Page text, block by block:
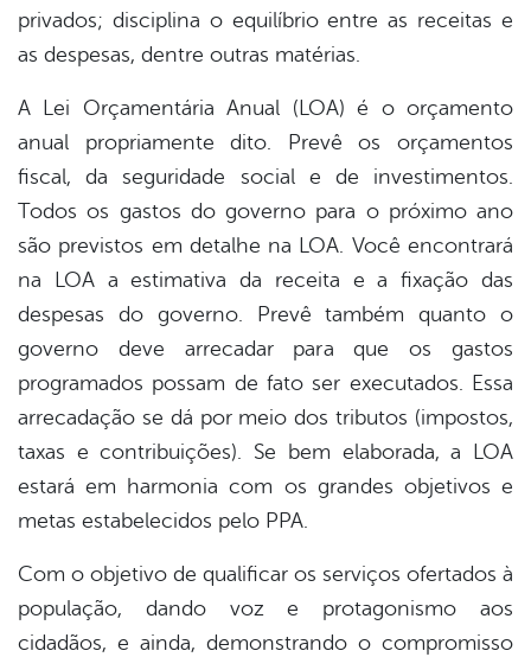
privados; disciplina o equilíbrio entre as receitas e
as despesas, dentre outras matérias.
A Lei Orçamentária Anual (LOA) é o orçamento
anual propriamente dito. Prevê os orçamentos
fiscal, da seguridade social e de investimentos.
Todos os gastos do governo para o próximo ano
são previstos em detalhe na LOA. Você encontrará
na LOA a estimativa da receita e a fixação das
despesas do governo. Prevê também quanto o
governo deve arrecadar para que os gastos
programados possam de fato ser executados. Essa
arrecadação se dá por meio dos tributos (impostos,
taxas e contribuições). Se bem elaborada, a LOA
estará em harmonia com os grandes objetivos e
metas estabelecidos pelo PPA.
Com o objetivo de qualificar os serviços ofertados à
população, dando voz e protagonismo aos
cidadãos, e ainda, demonstrando o compromisso